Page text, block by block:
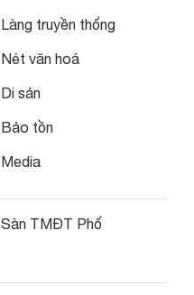
Làng truyền thống
Nét văn hoá
Di sản
Bảo tồn
Media
Sàn TMĐT Phố